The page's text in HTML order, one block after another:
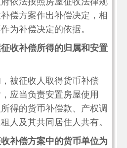
偿方案作出补偿决定，相
为补偿决定的依据。
征收补偿所得的归属和安置
被征收人取得货币补偿
应当负责安置房屋使用
得的货币补偿款、产权调
人及其共同居住人共有。
收补偿方案中的货币单位为